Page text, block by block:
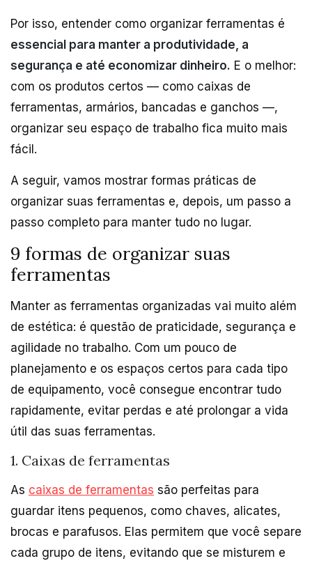
Por isso, entender como organizar ferramentas é
essencial para manter a produtividade, a
segurança e até economizar dinheiro. E o melhor:
com os produtos certos — como caixas de
ferramentas, armários, bancadas e ganchos —,
organizar seu espaço de trabalho fica muito mais
fácil.
A seguir, vamos mostrar formas práticas de
organizar suas ferramentas e, depois, um passo a
passo completo para manter tudo no lugar.
9 formas de organizar suas
ferramentas
Manter as ferramentas organizadas vai muito além
de estética: é questão de praticidade, segurança e
agilidade no trabalho. Com um pouco de
planejamento e os espaços certos para cada tipo
de equipamento, você consegue encontrar tudo
rapidamente, evitar perdas e até prolongar a vida
útil das suas ferramentas.
1. Caixas de ferramentas
As caixas de ferramentas são perfeitas para
guardar itens pequenos, como chaves, alicates,
brocas e parafusos. Elas permitem que você separe
cada grupo de itens, evitando que se misturem e